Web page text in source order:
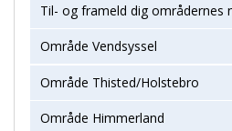
Til- og frameld dig områdernes
Område Vendsyssel
Område Thisted/Holstebro
Område Himmerland